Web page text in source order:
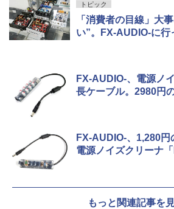
トピック
「消費者の目線」大
い”。FX-AUDIO-に行
FX-AUDIO-、電源ノ
長ケーブル。2980円
FX-AUDIO-、1,280
電源ノイズクリーナ
もっと関連記事を